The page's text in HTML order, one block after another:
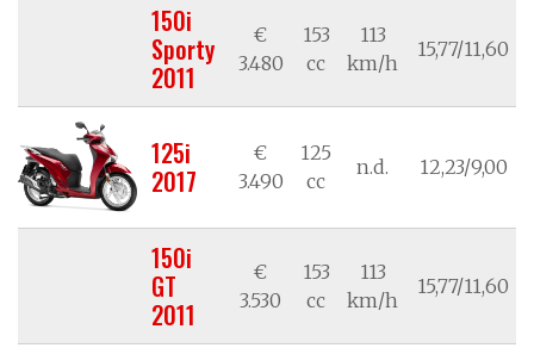
150i
Sporty
2011
€
3.480
153
cc
113
km/h
15,77/11,60
125i
2017
€
3.490
125
cc
n.d. 12,23/9,00
150i
GT
2011
€
3.530
153
cc
113
km/h
15,77/11,60